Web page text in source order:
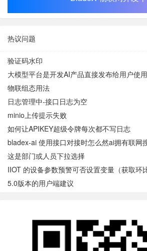
热议问题
验证码水印
大模型平台是开发AI产品直接发布给用户使
物联组态用法
日志管理中-接口日志为空
minio上传提示失败
如何让APIKEY超级令牌每次都不写日志
bladex-ai 使用接口对接时怎么然ai拥有联网
这是部门或人员下拉选择
IIOT 的设备参数预警可否设置变量（获取环
5.0版本的用户端建议